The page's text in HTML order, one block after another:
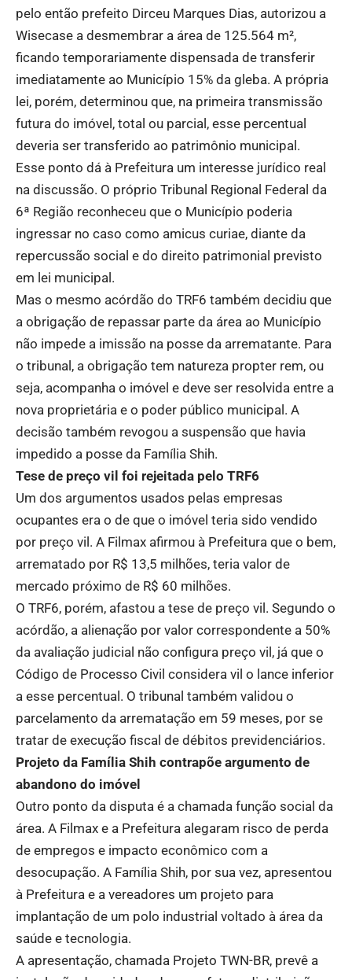
pelo então prefeito Dirceu Marques Dias, autorizou a
Wisecase a desmembrar a área de 125.564 m²,
ficando temporariamente dispensada de transferir
imediatamente ao Município 15% da gleba. A própria
lei, porém, determinou que, na primeira transmissão
futura do imóvel, total ou parcial, esse percentual
deveria ser transferido ao patrimônio municipal.
Esse ponto dá à Prefeitura um interesse jurídico real
na discussão. O próprio Tribunal Regional Federal da
6ª Região reconheceu que o Município poderia
ingressar no caso como amicus curiae, diante da
repercussão social e do direito patrimonial previsto
em lei municipal.
Mas o mesmo acórdão do TRF6 também decidiu que
a obrigação de repassar parte da área ao Município
não impede a imissão na posse da arrematante. Para
o tribunal, a obrigação tem natureza propter rem, ou
seja, acompanha o imóvel e deve ser resolvida entre a
nova proprietária e o poder público municipal. A
decisão também revogou a suspensão que havia
impedido a posse da Família Shih.
Tese de preço vil foi rejeitada pelo TRF6
Um dos argumentos usados pelas empresas
ocupantes era o de que o imóvel teria sido vendido
por preço vil. A Filmax afirmou à Prefeitura que o bem,
arrematado por R$ 13,5 milhões, teria valor de
mercado próximo de R$ 60 milhões.
O TRF6, porém, afastou a tese de preço vil. Segundo o
acórdão, a alienação por valor correspondente a 50%
da avaliação judicial não configura preço vil, já que o
Código de Processo Civil considera vil o lance inferior
a esse percentual. O tribunal também validou o
parcelamento da arrematação em 59 meses, por se
tratar de execução fiscal de débitos previdenciários.
Projeto da Família Shih contrapõe argumento de
abandono do imóvel
Outro ponto da disputa é a chamada função social da
área. A Filmax e a Prefeitura alegaram risco de perda
de empregos e impacto econômico com a
desocupação. A Família Shih, por sua vez, apresentou
à Prefeitura e a vereadores um projeto para
implantação de um polo industrial voltado à área da
saúde e tecnologia.
A apresentação, chamada Projeto TWN-BR, prevê a